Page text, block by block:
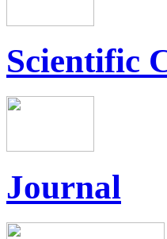
Scientific
Journal